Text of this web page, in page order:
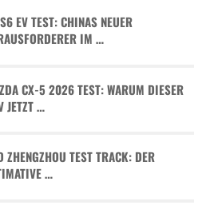
EV TEST: CHINAS NEUER
IM …
CX-5 2026 TEST: WARUM DIESER
JETZT …
ZHENGZHOU TEST TRACK: DER
…